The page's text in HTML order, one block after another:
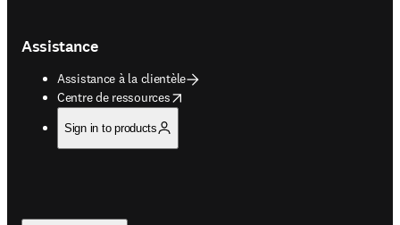
Assistance
Assistance à la clientèle
Centre de ressources
opens in new tab/window
Sign in to products